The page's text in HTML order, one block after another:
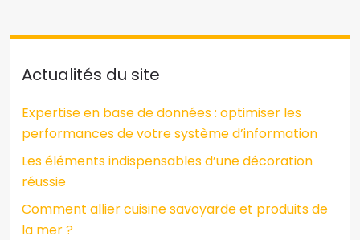
Actualités du site
Expertise en base de données : optimiser les
performances de votre système d’information
Les éléments indispensables d’une décoration
réussie
Comment allier cuisine savoyarde et produits de
la mer ?